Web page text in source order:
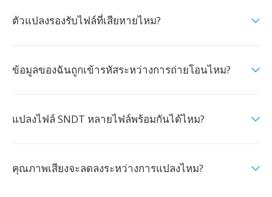
ตัวแปลงรองรับไฟล์ที่เสียหายไหม?
ข้อมูลของฉันถูกเข้ารหัสระหว่างการถ่ายโอนไหม?
แปลงไฟล์ SNDT หลายไฟล์พร้อมกันได้ไหม?
คุณภาพเสียงจะลดลงระหว่างการแปลงไหม?